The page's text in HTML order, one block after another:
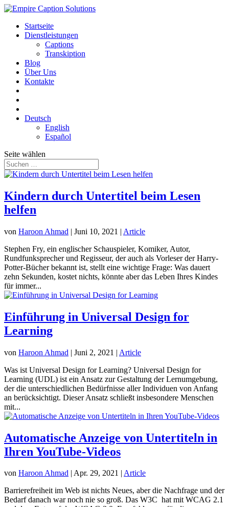
Startseite
Dienstleistungen
Captions
Transkiption
Blog
Über Uns
Kontakte
Deutsch
English
Español
Seite wählen
Kindern durch Untertitel beim Lesen
helfen
von Haroon Ahmad | Juni 10, 2021 | Article
Stephen Fry, ein englischer Schauspieler, Komiker, Autor,
Rundfunksprecher und Regisseur, der auch als Vorleser der Harry-
Potter-Bücher bekannt ist, stellt eine wichtige Frage: Was dauert
zehn Sekunden, kostet nichts, könnte aber das Leben Ihres Kindes
für immer...
Einführung in Universal Design for
Learning
von Haroon Ahmad | Juni 2, 2021 | Article
Was ist Universal Design for Learning? Universal Design for
Learning (UDL) ist ein Ansatz zur Gestaltung der Lernumgebung,
der die unterschiedlichen Bedürfnisse aller Individuen von Anfang
an berücksichtigt. Dieser Ansatz schließt insbesondere Menschen
mit...
Automatische Anzeige von Untertiteln in
Ihren YouTube-Videos
von Haroon Ahmad | Apr. 29, 2021 | Article
Barrierefreiheit im Web ist nichts Neues, aber die Nachfrage und der
Bedarf danach war noch nie so groß. Das W3C hat mit WCAG 2.1